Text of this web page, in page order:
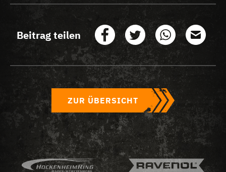
Beitrag teilen
ZUR ÜBERSICHT